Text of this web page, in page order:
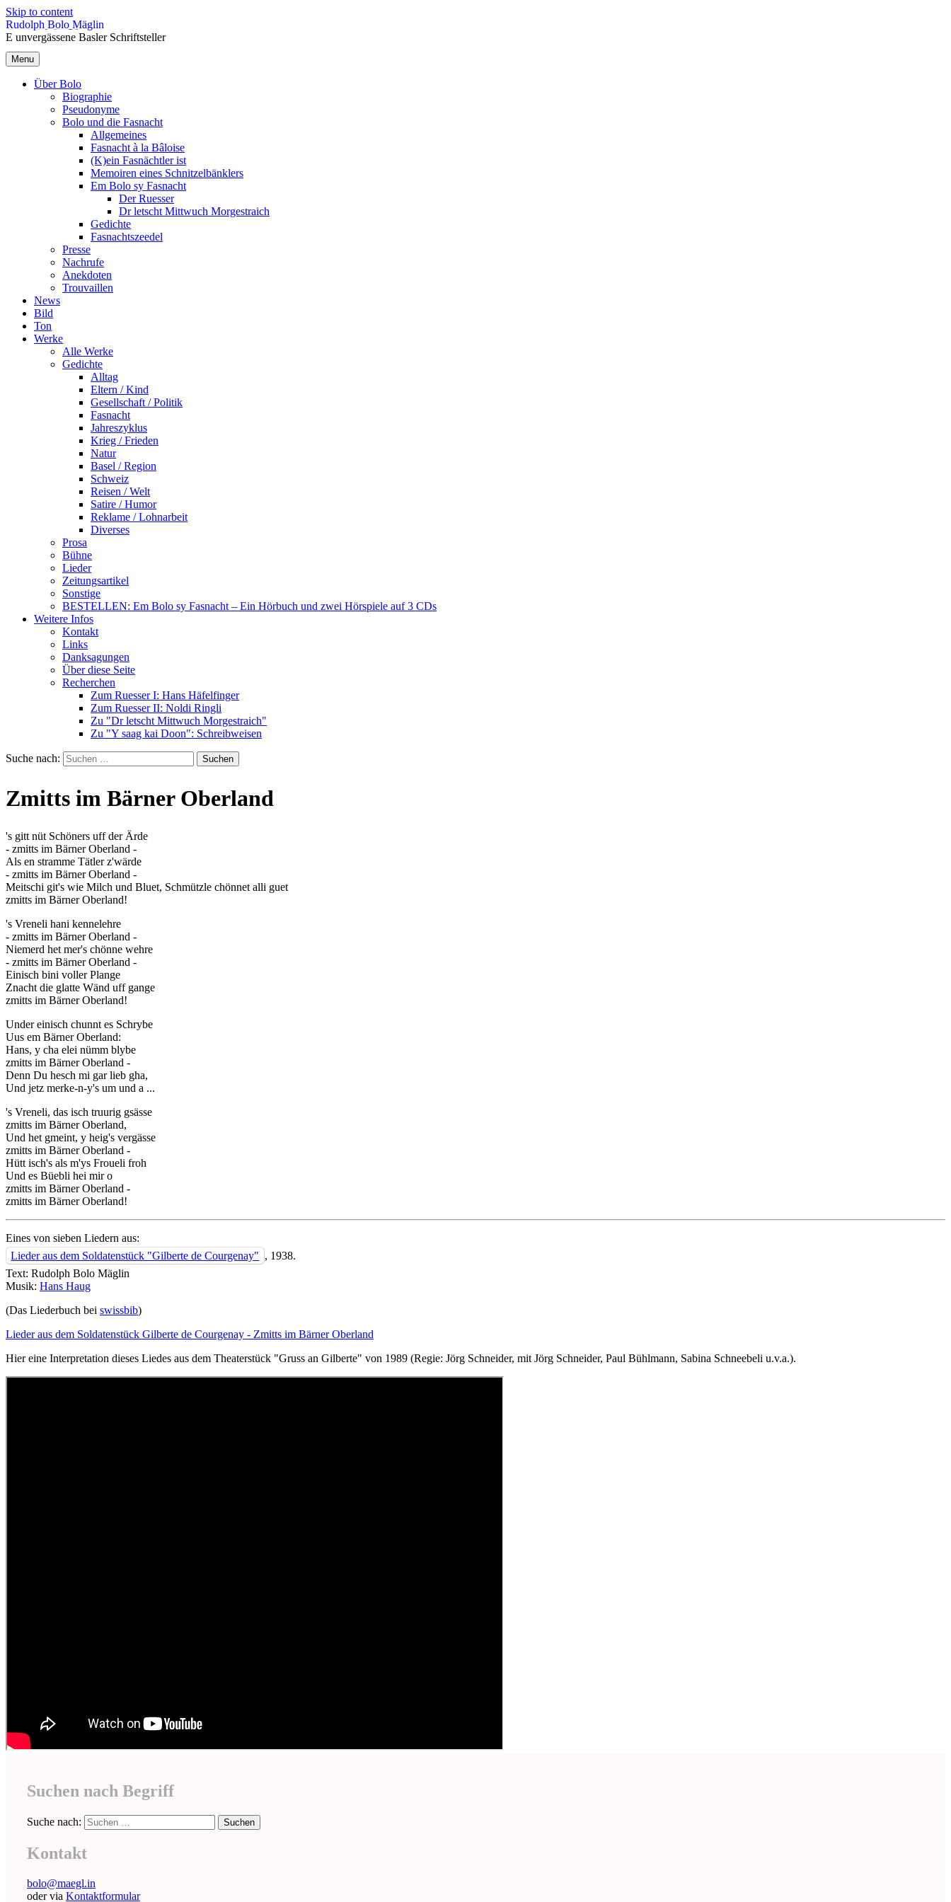
Skip to content
Rudolph Bolo Mäglin
E unvergässene Basler Schriftsteller
Menu
Über Bolo
Biographie
Pseudonyme
Bolo und die Fasnacht
Allgemeines
Fasnacht à la Bâloise
(K)ein Fasnächtler ist
Memoiren eines Schnitzelbänklers
Em Bolo sy Fasnacht
Der Ruesser
Dr letscht Mittwuch Morgestraich
Gedichte
Fasnachtszeedel
Presse
Nachrufe
Anekdoten
Trouvaillen
News
Bild
Ton
Werke
Alle Werke
Gedichte
Alltag
Eltern / Kind
Gesellschaft / Politik
Fasnacht
Jahreszyklus
Krieg / Frieden
Natur
Basel / Region
Schweiz
Reisen / Welt
Satire / Humor
Reklame / Lohnarbeit
Diverses
Prosa
Bühne
Lieder
Zeitungsartikel
Sonstige
BESTELLEN: Em Bolo sy Fasnacht – Ein Hörbuch und zwei Hörspiele auf 3 CDs
Weitere Infos
Kontakt
Links
Danksagungen
Über diese Seite
Recherchen
Zum Ruesser I: Hans Häfelfinger
Zum Ruesser II: Noldi Ringli
Zu "Dr letscht Mittwuch Morgestraich"
Zu "Y saag kai Doon": Schreibweisen
Suche nach:
Zmitts im Bärner Oberland
's gitt nüt Schöners uff der Ärde
- zmitts im Bärner Oberland -
Als en stramme Tätler z'wärde
- zmitts im Bärner Oberland -
Meitschi git's wie Milch und Bluet, Schmützle chönnet alli guet
zmitts im Bärner Oberland!
's Vreneli hani kennelehre
- zmitts im Bärner Oberland -
Niemerd het mer's chönne wehre
- zmitts im Bärner Oberland -
Einisch bini voller Plange
Znacht die glatte Wänd uff gange
zmitts im Bärner Oberland!
Under einisch chunnt es Schrybe
Uus em Bärner Oberland:
Hans, y cha elei nümm blybe
zmitts im Bärner Oberland -
Denn Du hesch mi gar lieb gha,
Und jetz merke-n-y's um und a ...
's Vreneli, das isch truurig gsässe
zmitts im Bärner Oberland,
Und het gmeint, y heig's vergässe
zmitts im Bärner Oberland -
Hütt isch's als m'ys Froueli froh
Und es Büebli hei mir o
zmitts im Bärner Oberland -
zmitts im Bärner Oberland!
Eines von sieben Liedern aus:
Lieder aus dem Soldatenstück "Gilberte de Courgenay" , 1938.
Text: Rudolph Bolo Mäglin
Musik: Hans Haug
(Das Liederbuch bei swissbib)
Lieder aus dem Soldatenstück Gilberte de Courgenay - Zmitts im Bärner Oberland
Hier eine Interpretation dieses Liedes aus dem Theaterstück "Gruss an Gilberte" von 1989 (Regie: Jörg Schneider, mit Jörg Schneider, Paul Bühlmann, Sabina Schneebeli u.v.a.).
Suchen nach Begriff
Suche nach:
Kontakt
bolo@maegl.in
oder via Kontaktformular